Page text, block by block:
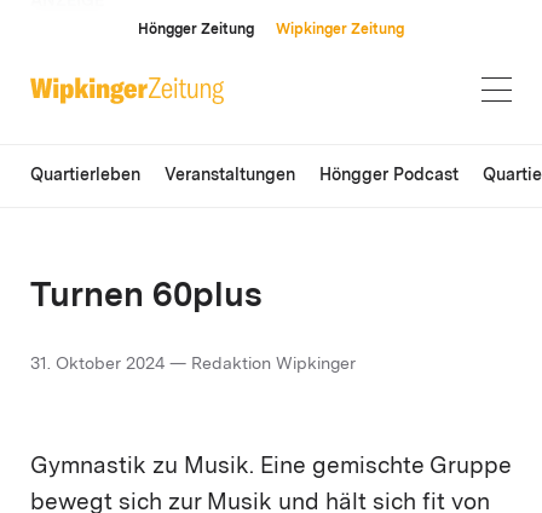
Höngger Zeitung Wipkinger Zeitung
Quartierleben Veranstaltungen Höngger Podcast
Turnen 60plus
31. Oktober 2024 — Redaktion Wipkinger
Gymnastik zu Musik. Eine gemischte Gruppe
bewegt sich zur Musik und hält sich fit von